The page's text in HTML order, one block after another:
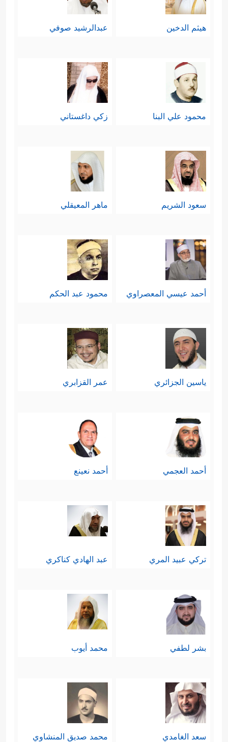
هيثم الدخين عبدالرشيد صوفي
محمود علي البنا زكي داغستاني
سعود الشريم ماهر المعيقلي
أحمد عيسي المعصراوي محمود عبد الحكم
ياسين الجزائري عمر القزابري
أحمد العجمي أحمد نعينع
تركي عبيد المري عبد الهادي كناكري
بشر لطفي محمد أيوب
سعد الغامدي محمد صديق المنشاوي